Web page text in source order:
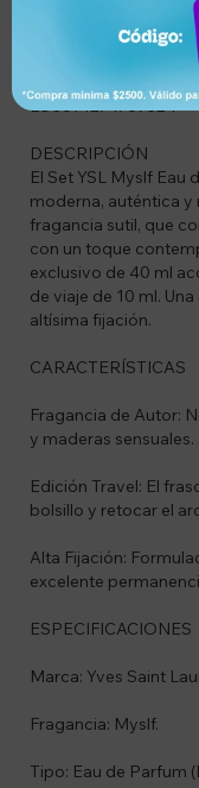
LO3614274769524
DESCRIPCIÓN
El Set YSL Myslf
moderna, auténtica y
fragancia sutil, que
con un toque
exclusivo de 40 ml
de viaje de 10 ml.
altísima fijación.
CARACTERÍSTICAS
Fragancia de Autor:
y maderas sensuales.
Edición Travel: El
bolsillo y retocar el
Alta Fijación:
excelente
ESPECIFICACIONES
Marca: Yves Saint
Fragancia: Myslf.
Tipo: Eau de Parfum